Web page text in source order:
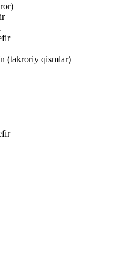
(takroriy qismlar)